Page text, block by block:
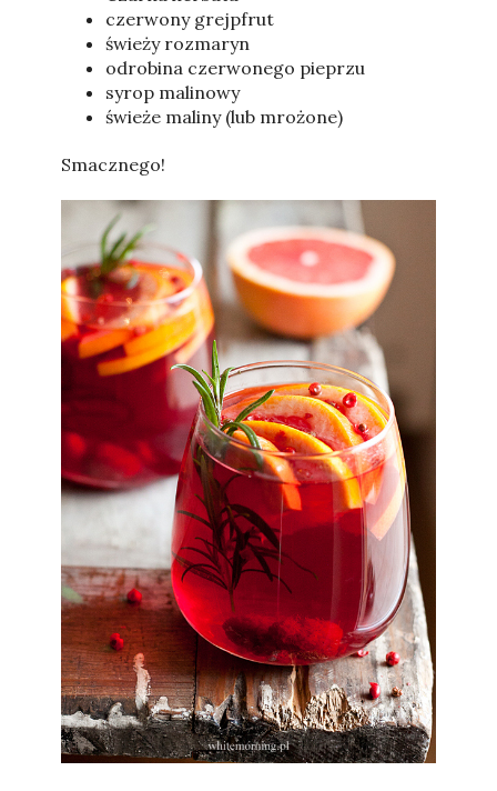
czerwony grejpfrut
świeży rozmaryn
odrobina czerwonego pieprzu
syrop malinowy
świeże maliny (lub mrożone)
Smacznego!